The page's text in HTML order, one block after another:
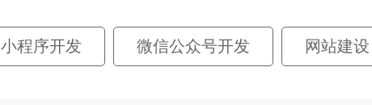
小程序开发 微信公众号开发 网站建设